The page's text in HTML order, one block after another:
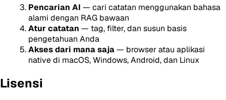
Pencarian AI — cari catatan menggunakan bahasa
alami dengan RAG bawaan
Atur catatan — tag, filter, dan susun basis
pengetahuan Anda
Akses dari mana saja— browser atau aplikasi
native di macOS, Windows, Android, dan Linux
Lisensi